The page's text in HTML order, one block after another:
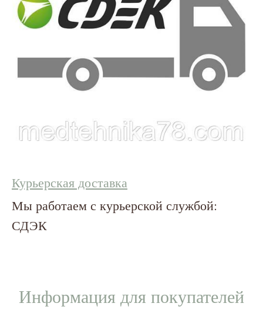
Курьерская доставка
Мы работаем с курьерской службой:
СДЭК
Информация для покупателей